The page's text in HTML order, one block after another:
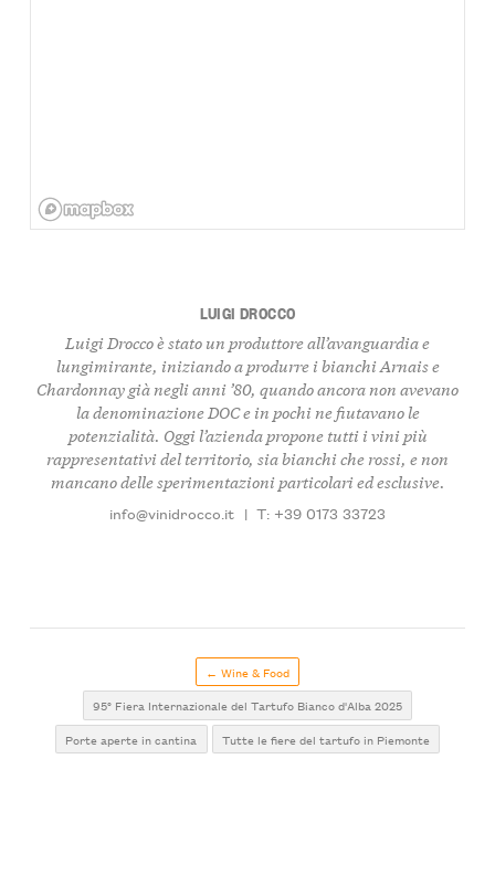
LUIGI DROCCO
Luigi Drocco è stato un produttore all’avanguardia e
lungimirante, iniziando a produrre i bianchi Arnais e
Chardonnay già negli anni ’80, quando ancora non avevano
la denominazione DOC e in pochi ne fiutavano le
potenzialità. Oggi l’azienda propone tutti i vini più
rappresentativi del territorio, sia bianchi che rossi, e non
mancano dellesperimentazioni particolari ed esclusive.
info@vinidrocco.it | T: +39 0173 33723
← Wine & Food
95° Fiera Internazionale del Tartufo Bianco d'Alba 2025
Porte aperte in cantina
Tutte le fiere del tartufo in Piemonte